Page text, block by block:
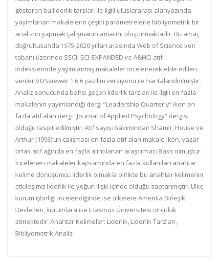
gösteren bu liderlik tarzları ile ilgili uluslararası alanyazında
yayımlanan makalelerin çeşitli parametrelerle bibliyometrik bir
analizini yapmak çalışmanın amacını oluşturmaktadır. Bu amaç
doğrultusunda 1975-2020 yılları arasında Web of Science veri
tabanı üzerinde SSCI, SCI-EXPANDED ve A&HCI atıf
indekslerinde yayımlanmış makaleler incelenerek elde edilen
veriler VOSviewer 1.6.6 yazılım versiyonu ile haritalandırılmıştır.
Analiz sonucunda bahsi geçen liderlik tarzları ile ilgili en fazla
makalenin yayımlandığı dergi “Leadership Quarterly” iken en
fazla atıf alan dergi “Journal of Applied Psychology” dergisi
olduğu tespit edilmiştir. Atıf sayısı bakımından Shamir, House ve
Arthur (1993)’un çalışması en fazla atıf alan makale iken, yazar
ortak atıf ağında en fazla alıntılanan araştırmacı Bass olmuştur.
İncelenen makaleler kapsamında en fazla kullanılan anahtar
kelime dönüşümcü liderlik olmakla birlikte bu anahtar kelimenin
etkileşimci liderlik ile yoğun ilişki içinde olduğu saptanmıştır. Ülke
kurum işbirliği incelendiğinde ise ülkelere Amerika Birleşik
Devletleri, kurumlara ise Erasmus Üniversitesi öncülük
etmektedir. Anahtar Kelimeler: Liderlik, Liderlik Tarzları,
Bibliyometrik Analiz